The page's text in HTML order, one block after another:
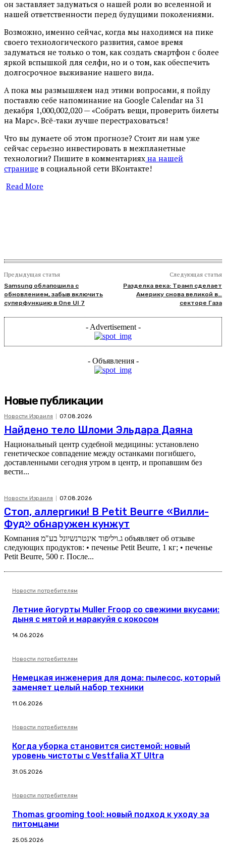
он заставляет задуматься о нашей роли во вселенной и
нашей ответственности перед будущими поколениями.
Возможно, именно сейчас, когда мы находимся на пике
своего технологического развития, самое время
задуматься не только о том, как создать смартфон с более
яркой вспышкой для селфи, но и о том, как обеспечить
долгосрочное выживание нашего вида.
А пока мы размышляем над этими вопросами, я пойду
поставлю себе напоминание на Google Calendar на 31
декабря 1,000,002,020 — «Собрать вещи, проверить билеты
на Марс». Всё-таки лучше перестраховаться!
Что вы думаете об этом прогнозе? Стоит ли нам уже
сейчас серьезно инвестировать в межпланетные
технологии? Пишите в комментариях на нашей
странице в социальной сети ВКонтакте!
Read More
Предыдущая статья
Samsung облапошила с
обновлением, забыв включить
суперфункцию в One UI 7
Следующая статья
Разделка века: Трамп сделает
Америку снова великой в…
секторе Газа
- Advertisement -
- Объявления -
Новые публикации
Новости Израиля 07.08.2026
Найдено тело Шломи Эльдара Даяна
Национальный центр судебной медицины: установлено
генетическое совпадение между останками погибшего,
доставленными сегодня утром в центр, и пропавшим без
вести...
Новости Израиля 07.08.2026
Стоп, аллергики! В Petit Beurre «Вилли-
Фуд» обнаружен кунжут
Компания ג.ויליפוד אינטרנשיונל בע"מ объявляет об отзыве
следующих продуктов: • печенье Petit Beurre, 1 кг; • печенье
Petit Beurre, 500 г. После...
Новости потребителям
Летние йогурты Muller Froop со свежими вкусами:
дыня с мятой и маракуйя с кокосом
14.06.2026
Новости потребителям
Немецкая инженерия для дома: пылесос, который
заменяет целый набор техники
11.06.2026
Новости потребителям
Когда уборка становится системой: новый
уровень чистоты с Vestfalia XT Ultra
31.05.2026
Новости потребителям
Thomas grooming tool: новый подход к уходу за
питомцами
25.05.2026